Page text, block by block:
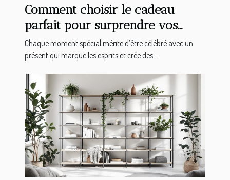
Comment choisir le cadeau
parfait pour surprendre vos
proches ?
Chaque moment spécial mérite d’être célébré avec un
présent qui marque les esprits et crée des...